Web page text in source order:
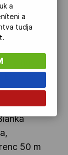
a húsz
n és
50 m
a
a
tudja